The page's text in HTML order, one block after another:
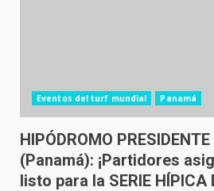
Eventos del turf mundial Panamá
HIPÓDROMO
(Panamá): ¡Partidores
listo para la SERIE HÍPICA